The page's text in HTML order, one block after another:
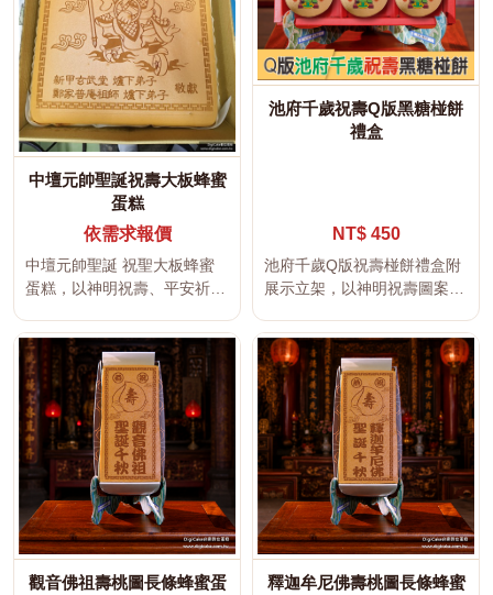
中壇元帥聖誕祝壽大板蜂蜜
蛋糕
依需求報價
中壇元帥聖誕 祝聖大板蜂蜜
蛋糕，以神明祝壽、平安祈
為設計主...
池府千歲祝壽Q版黑糖椪餅
禮盒
NT$ 450
池府千歲Q版祝壽椪餅禮盒附
展示立架，以神明祝壽圖案、
現，適合...
觀音佛祖壽桃圖長條蜂蜜蛋
釋迦牟尼佛壽桃圖長條蜂蜜